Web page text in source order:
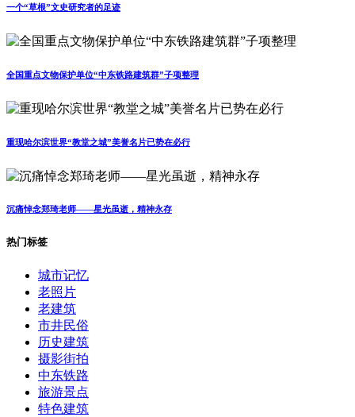
一个“草根”文史研究者的足迹
全国重点文物保护单位“中东铁路建筑群”子项整理
重现哈尔滨世界“教堂之城”美誉名片已势在必行
沉痛悼念郑琦老师——星光虽逝，精神永存
热门标签
城市记忆
老照片
老建筑
市井民俗
历史建筑
摄影街拍
中东铁路
旅游景点
特色建筑